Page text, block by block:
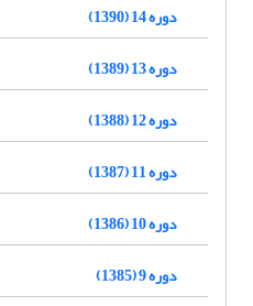
دوره 14 (1390)
دوره 13 (1389)
دوره 12 (1388)
دوره 11 (1387)
دوره 10 (1386)
دوره 9 (1385)